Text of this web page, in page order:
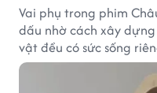
Vai phụ trong phim
dấu nhờ cách xây
vật đều có sức sống